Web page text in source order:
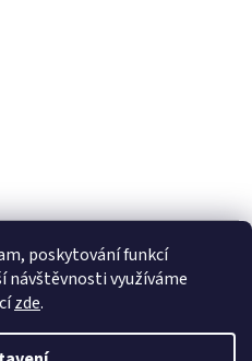
poskytování funkcí
návštěvnosti využíváme
zde.
HLEDAT